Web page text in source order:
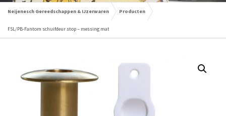
Neijenesch Gereedschappen & IJzerwaren Producten
FSL/PB-Fantom schuifdeur stop – messing mat